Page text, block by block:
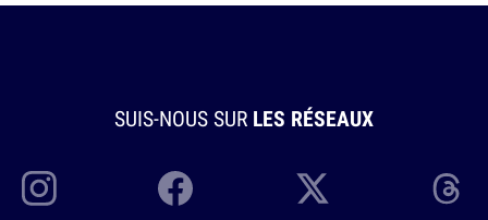
SUIS-NOUS SUR LES RÉSEAUX